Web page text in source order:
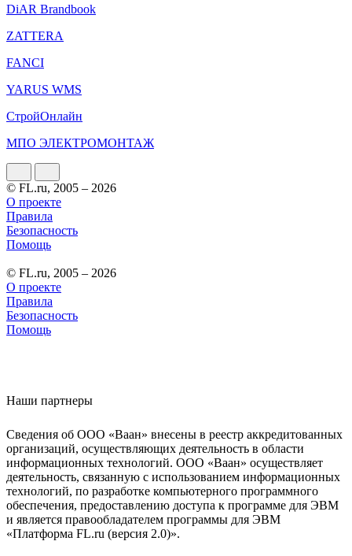
DiAR Brandbook
ZATTERA
FANCI
YARUS WMS
СтройОнлайн
МПО ЭЛЕКТРОМОНТАЖ
© FL.ru, 2005 – 2026
О проекте
Правила
Безопасность
Помощь
© FL.ru, 2005 – 2026
О проекте
Правила
Безопасность
Помощь
Наши партнеры
Сведения об ООО «Ваан» внесены в реестр аккредитованных
организаций, осуществляющих деятельность в области
информационных технологий. ООО «Ваан» осуществляет
деятельность, связанную с использованием информационных
технологий, по разработке компьютерного программного
обеспечения, предоставлению доступа к программе для ЭВМ
и является правообладателем программы для ЭВМ
«Платформа FL.ru (версия 2.0)».